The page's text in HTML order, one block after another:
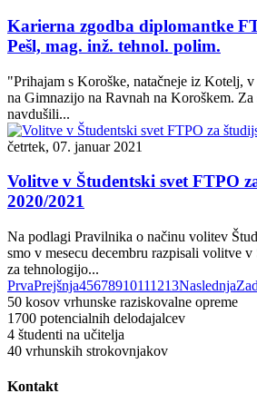
Karierna zgodba diplomantke
Pešl, mag. inž. tehnol. polim.
"Prihajam s Koroške, natačneje iz Kotelj,
na Gimnazijo na Ravnah na Koroškem.
navdušili...
četrtek, 07. januar 2021
Volitve v Študentski svet FTPO
2020/2021
Na podlagi Pravilnika o načinu volitev
smo v mesecu decembru razpisali volitve
za tehnologijo...
PrvaPrejšnja45678910111213Naslednja
50 kosov vrhunske raziskovalne opreme
1700 potencialnih delodajalcev
4 študenti na učitelja
40 vrhunskih strokovnjakov
Kontakt